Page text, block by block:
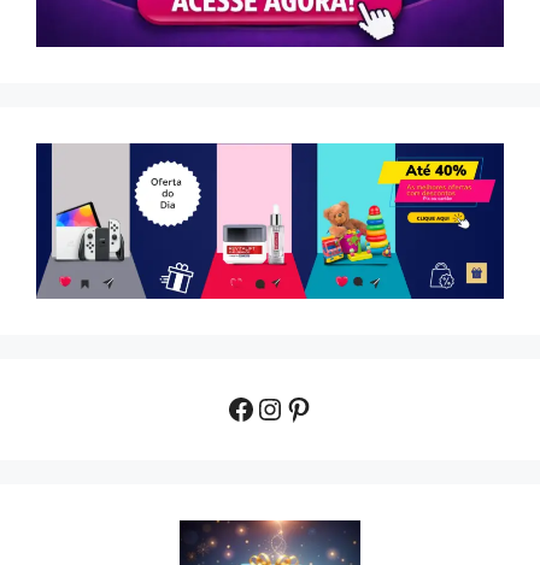
Facebook
Instagram
Pinterest